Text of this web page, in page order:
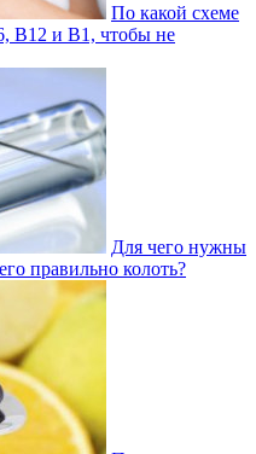
По какой схеме
В12 и В1, чтобы не
Для чего нужны
правильно колоть?